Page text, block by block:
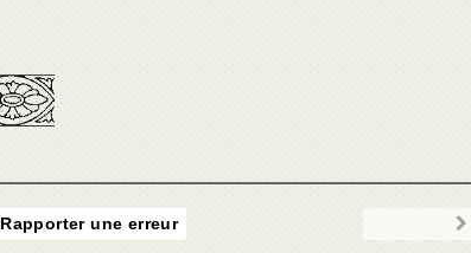
Rapporter une erreur